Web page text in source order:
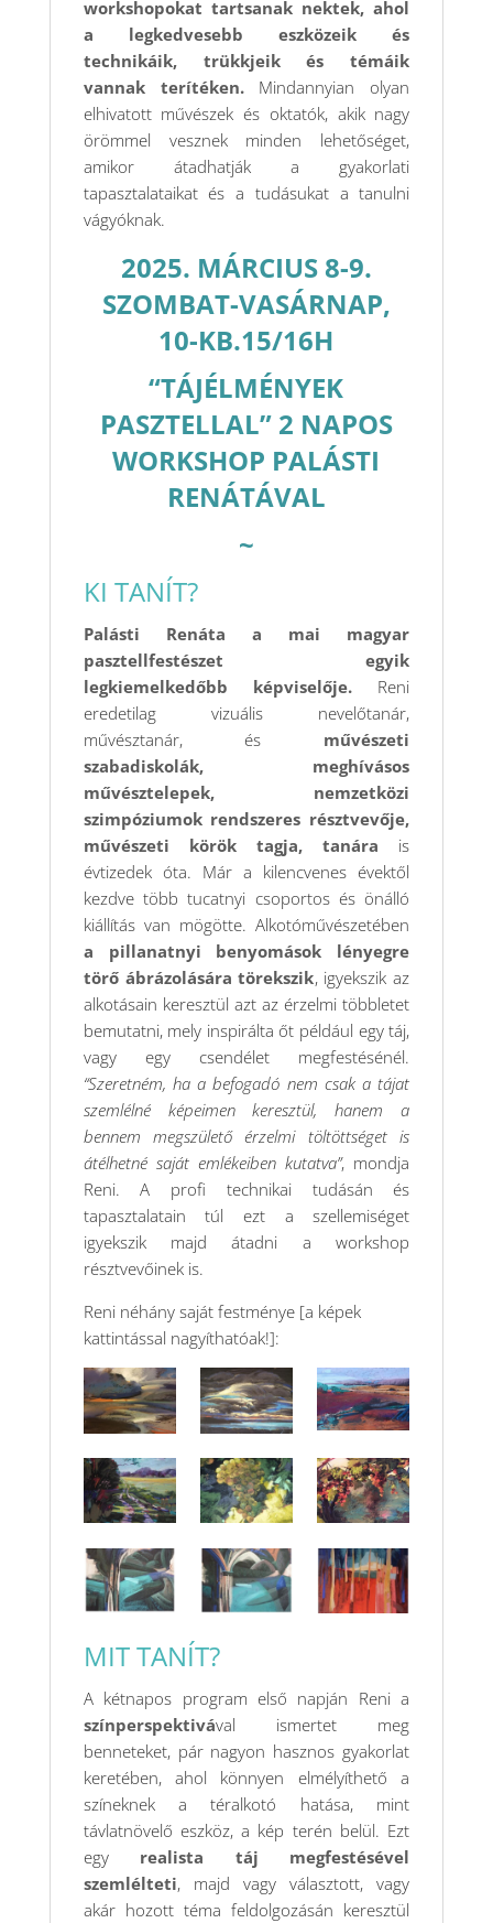
workshopokat tartsanak nektek, ahol
a legkedvesebb eszközeik és
technikáik, trükkjeik és témáik
vannak terítéken.Mindannyian olyan
elhivatott művészek és oktatók, akik nagy
örömmel vesznek minden lehetőséget,
amikor átadhatják a gyakorlati
tapasztalataikat és a tudásukat a tanulni
vágyóknak.
2025. MÁRCIUS 8-9.
SZOMBAT-VASÁRNAP,
10-KB.15/16H
“TÁJÉLMÉNYEK
PASZTELLAL” 2 NAPOS
WORKSHOP PALÁSTI
RENÁTÁVAL
~
KI TANÍT?
Palásti Renáta a mai magyar
pasztellfestészet egyik
legkiemelkedőbb képviselője. Reni
eredetilag vizuális nevelőtanár,
művésztanár, és művészeti
szabadiskolák, meghívásos
művésztelepek, nemzetközi
szimpóziumok rendszeres résztvevője,
művészeti körök tagja, tanára is
évtizedek óta. Már a kilencvenes évektől
kezdve több tucatnyi csoportos és önálló
kiállítás van mögötte. Alkotóművészetében
a pillanatnyi benyomások lényegre
törő ábrázolására törekszik, igyekszik az
alkotásain keresztül azt az érzelmi többletet
bemutatni, mely inspirálta őt például egy táj,
vagy egy csendélet megfestésénél.
“Szeretném, ha a befogadó nem csak a tájat
szemlélné képeimen keresztül, hanem a
bennem megszülető érzelmi töltöttséget is
átélhetné saját emlékeiben kutatva”, mondja
Reni. A profi technikai tudásán és
tapasztalatain túl ezt a szellemiséget
igyekszik majd átadni a workshop
résztvevőinek is.
Reni néhány saját festménye [a képek
kattintással nagyíthatóak!]:
MIT TANÍT?
A kétnapos program első napján Reni a
színperspektivával ismertet meg
benneteket, pár nagyon hasznos gyakorlat
keretében, ahol könnyen elmélyíthető a
színeknek a téralkotó hatása, mint
távlatnövelő eszköz, a kép terén belül. Ezt
egy realista táj megfestésével
szemlélteti, majd vagy választott, vagy
akár hozott téma feldolgozásán keresztül